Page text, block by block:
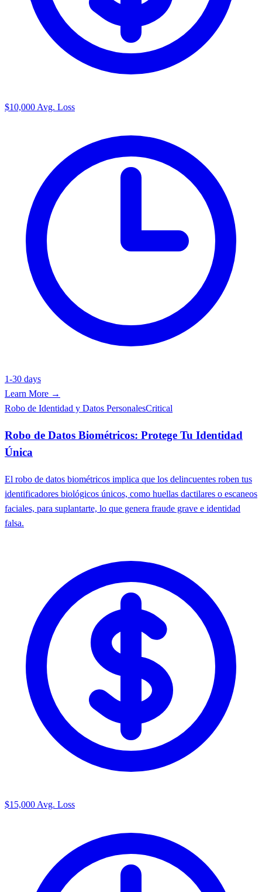
$10,000 Avg. Loss
1-30 days
Learn More →
Robo de Identidad y Datos PersonalesCritical
Robo de Datos Biométricos: Protege Tu Identidad
Única
El robo de datos biométricos implica que los delincuentes roben tus
identificadores biológicos únicos, como huellas dactilares o escaneos
faciales, para suplantarte, lo que genera fraude grave e identidad
falsa.
$15,000 Avg. Loss